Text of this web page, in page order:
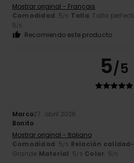
Mostrar original - Français
Comodidad: 5/5 Talla: Talla
5/5
Recomiendo este producto
5/5
Marco27. abril 2026
Bonito
Mostrar original - Italiano
Comodidad: 5/5 Relación
Grande Material: 5/5 Color: 5/5